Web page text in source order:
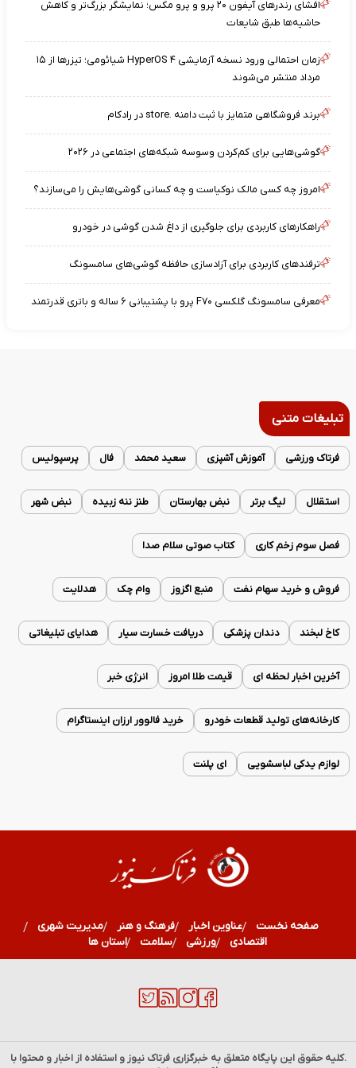
افشای رندرهای آیفون ۲۰ پرو و پرو مکس؛ نمایشگر بزرگ‌تر و کاهش
حاشیه‌ها طبق شایعات
زمان احتمالی ورود نسخه آزمایشی HyperOS ۴ شیائومی؛ تیزرها از ۱۵
مرداد منتشر می‌شوند
برند فروشگاهی متمایز با ثبت دامنه .store در رادکام
گوشی‌هایی برای کم‌کردن وسوسه شبکه‌های اجتماعی در ۲۰۲۶
امروز چه کسی مالک نوکیاست و چه کسانی گوشی‌هایش را می‌سازند؟
راهکارهای کاربردی برای جلوگیری از داغ شدن گوشی در خودرو
ترفندهای کاربردی برای آزادسازی حافظه گوشی‌های سامسونگ
معرفی سامسونگ گلکسی F۷۰ پرو با پشتیبانی ۶ ساله و باتری قدرتمند
تبلیغات متنی
فرتاک ورزشی آموزش آشپزی سعید محمد فال پرسپولیس
استقلال لیگ برتر نبض بهارستان طنز ننه زبیده نبض شهر
فصل سوم زخم کاری کتاب صوتی سلام صدا
فروش و خرید سهام نفت منبع اگزوز وام چک هدلایت
کاخ لبخند دندان پزشکی دریافت خسارت سیار هدایای تبلیغاتی
آخرین اخبار لحظه ای قیمت طلا امروز انرژی خبر
کارخانه‌های تولید قطعات خودرو خرید فالوور ارزان اینستاگرام
لوازم یدکی لباسشویی ای پلنت
صفحه نخست عناوین اخبار فرهنگ و هنر
مدیریت شهری
اقتصادی
ورزشی سلامت استان ها
.کلیه حقوق این پایگاه متعلق به خبرگزاریفرتاک نیوز و استفاده از اخبار و محتوا با